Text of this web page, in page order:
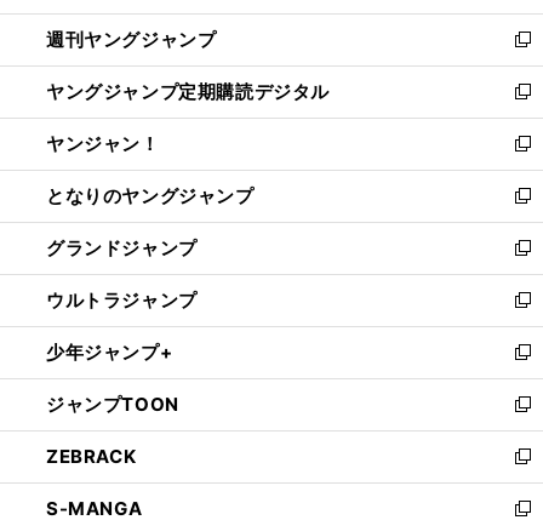
開
く
ウ
で
開
く
ン
ド
ウ
で
開
く
ウ
ィ
ン
ド
ウ
で
開
く
週刊ヤングジャンプ
新
し
い
ウ
ィ
ン
ド
ウ
で
開
く
ヤングジャンプ定期購読デジタル
新
し
い
ウ
ィ
ン
ド
ウ
で
開
く
ヤンジャン！
新
し
い
ウ
ィ
ン
ド
ウ
で
開
く
となりのヤングジャンプ
新
し
い
ウ
ィ
ン
ド
ウ
で
開
く
グランドジャンプ
新
し
い
ウ
ィ
ン
ド
ウ
で
開
く
ウルトラジャンプ
新
し
い
ウ
ィ
ン
ド
ウ
で
少年ジャンプ+
新
し
い
ウ
ィ
ン
ド
ジャンプTOON
新
し
い
ウ
ィ
ZEBRACK
新
し
い
S-MANGA 新